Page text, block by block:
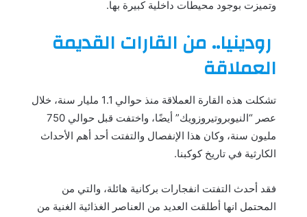
وتميزت بوجود محيطات داخلية كبيرة بها.
رودينيا.. من القارات القديمة
العملاقة
تشكلت هذه القارة العملاقة منذ حوالي 1.1 مليار سنة، خلال
عصر “النيوبروتيروزويك” أيضًا، واختفت قبل حوالي 750
مليون سنة، وكان هذا الإنفصال والتفتت أحد أهم الأحداث
الكارثية في تاريخ كوكبنا.
فقد أحدث التفتت انفجارات بركانية هائلة، والتي من
المحتمل انها أطلقت العديد من العناصر الغذائية الغنية من